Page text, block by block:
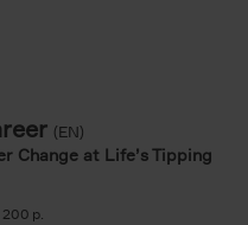
(EN)
Change at Life’s Tipping
200